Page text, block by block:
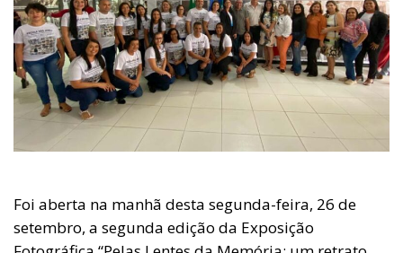
Foi aberta na manhã desta segunda-feira, 26 de
setembro, a segunda edição da Exposição